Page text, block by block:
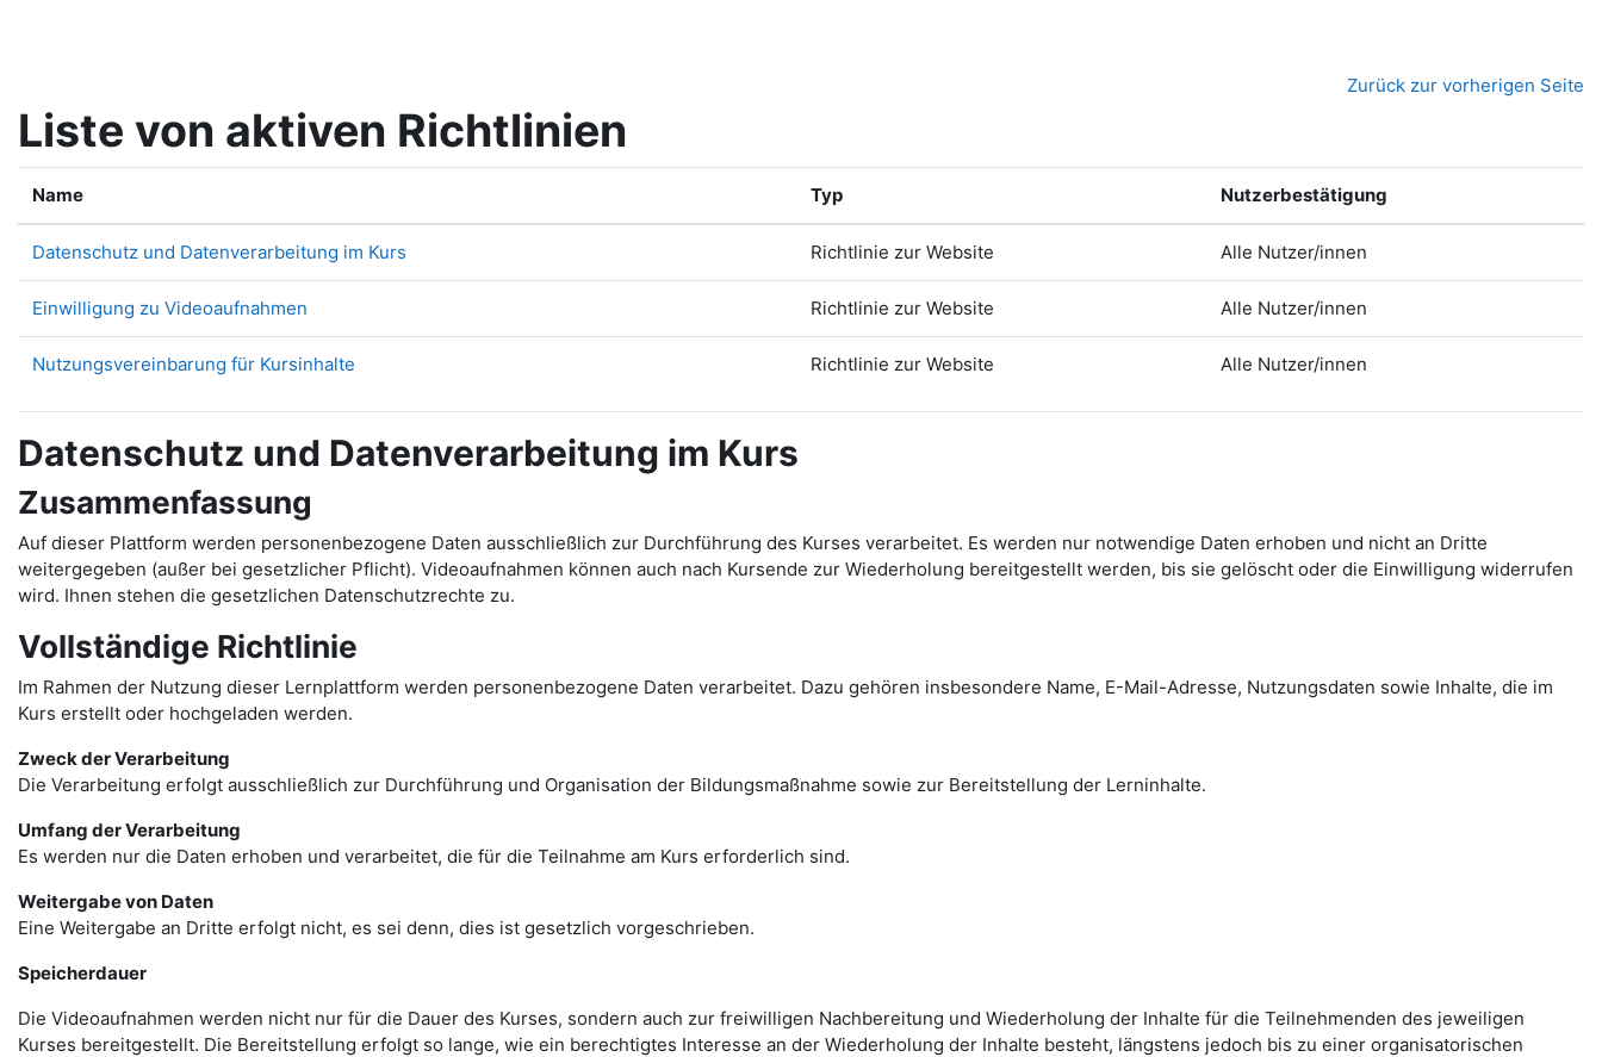
Zurück zur vorherigen Seite
Liste von aktiven Richtlinien
Name Typ Nutzerbestätigung
Datenschutz und Datenverarbeitung im Kurs Richtlinie zur Website Alle Nutzer/innen
Einwilligung zu Videoaufnahmen Richtlinie zur Website Alle Nutzer/innen
Nutzungsvereinbarung für Kursinhalte Richtlinie zur Website Alle Nutzer/innen
Datenschutz und Datenverarbeitung im Kurs
Zusammenfassung
Auf dieser Plattform werden personenbezogene Daten ausschließlich zur Durchführung des Kurses verarbeitet. Es werden nur notwendige Daten erhoben und nicht an Dritte
weitergegeben (außer bei gesetzlicher Pflicht). Videoaufnahmen können auch nach Kursende zur Wiederholung bereitgestellt werden, bis sie gelöscht oder die Einwilligung widerrufen
wird. Ihnen stehen die gesetzlichen Datenschutzrechte zu.
Vollständige Richtlinie
Im Rahmen der Nutzung dieser Lernplattform werden personenbezogene Daten verarbeitet. Dazu gehören insbesondere Name, E-Mail-Adresse, Nutzungsdaten sowie Inhalte, die im
Kurs erstellt oder hochgeladen werden.
Zweck der Verarbeitung
Die Verarbeitung erfolgt ausschließlich zur Durchführung und Organisation der Bildungsmaßnahme sowie zur Bereitstellung der Lerninhalte.
Umfang der Verarbeitung
Es werden nur die Daten erhoben und verarbeitet, die für die Teilnahme am Kurs erforderlich sind.
Weitergabe von Daten
Eine Weitergabe an Dritte erfolgt nicht, es sei denn, dies ist gesetzlich vorgeschrieben.
Speicherdauer
Die Videoaufnahmen werden nicht nur für die Dauer des Kurses, sondern auch zur freiwilligen Nachbereitung und Wiederholung der Inhalte für die Teilnehmenden des jeweiligen
Kurses bereitgestellt. Die Bereitstellung erfolgt so lange, wie ein berechtigtes Interesse an der Wiederholung der Inhalte besteht, längstens jedoch bis zu einer organisatorischen